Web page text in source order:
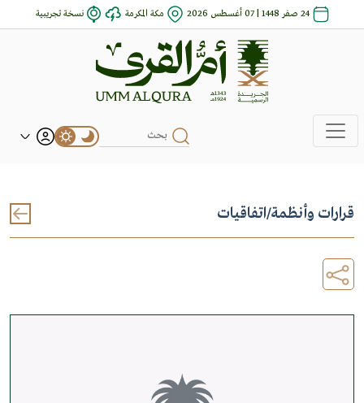
24 صفر 1448 | 07 أغسطس 2026 مكة المكرمة نسخة تجريبية
قرارات وأنظمة/اتفاقيات